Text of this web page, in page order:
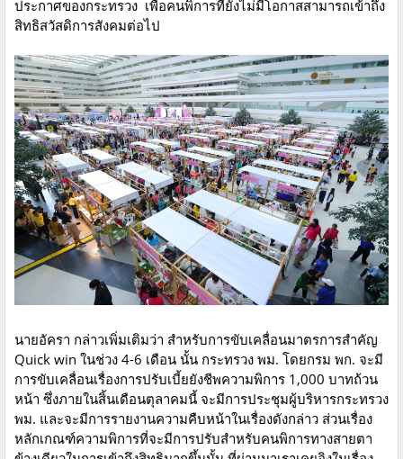
ประกาศของกระทรวง เพื่อคนพิการที่ยังไม่มีโอกาสสามารถเข้าถึง
สิทธิสวัสดิการสังคมต่อไป
นายอัครา กล่าวเพิ่มเติมว่า สำหรับการขับเคลื่อนมาตรการสำคัญ
Quick win ในช่วง 4-6 เดือน นั้น กระทรวง พม. โดยกรม พก. จะมี
การขับเคลื่อนเรื่องการปรับเบี้ยยังชีพความพิการ 1,000 บาทถ้วน
หน้า ซึ่งภายในสิ้นเดือนตุลาคมนี้ จะมีการประชุมผู้บริหารกระทรวง
พม. และจะมีการรายงานความคืบหน้าในเรื่องดังกล่าว ส่วนเรื่อง
หลักเกณฑ์ความพิการที่จะมีการปรับสำหรับคนพิการทางสายตา